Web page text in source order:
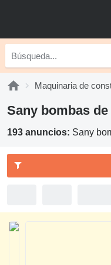
Maquinaria de
Sany bombas
193 anuncios: Sany